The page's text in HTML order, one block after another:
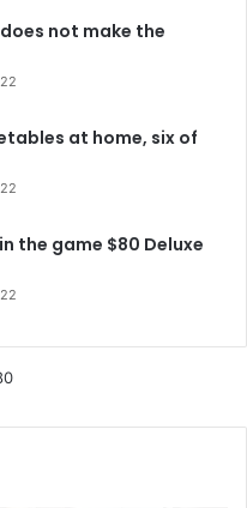
not make the
at home, six of
the game $80 Deluxe